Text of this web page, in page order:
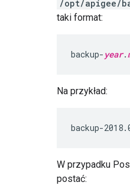
/opt/apigee/
taki format:
backup- year.
Na przykład:
backup-
W przypadku
postać: